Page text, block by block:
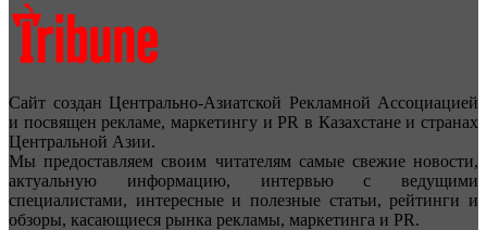
Сайт создан Центрально-Азиатской Рекламной Ассоциацией
и посвящен рекламе, маркетингу и PR в Казахстане и странах
Центральной Азии.
Мы предоставляем своим читателям самые свежие новости,
актуальную информацию, интервью с ведущими
специалистами, интересные и полезные статьи, рейтинги и
обзоры, касающиеся рынка рекламы, маркетинга и PR.